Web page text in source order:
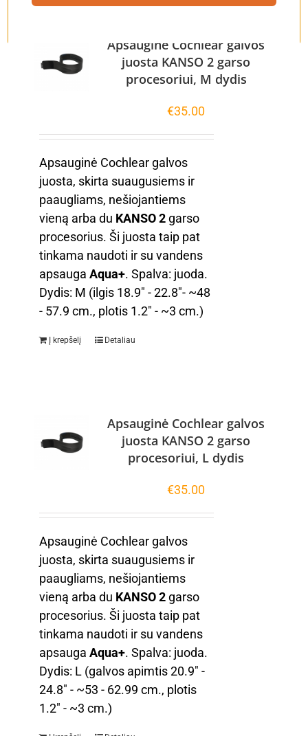
Apsauginė Cochlear galvos
juosta KANSO 2 garso
procesoriui, M dydis
€35.00
Apsauginė Cochlear galvos
juosta, skirta suaugusiems ir
paaugliams, nešiojantiems
vieną arba du KANSO 2garso
procesorius. Ši juosta taip pat
tinkama naudoti ir su vandens
apsauga Aqua+. Spalva: juoda.
Dydis: M (ilgis 18.9" - 22.8"- ~48
- 57.9 cm., plotis 1.2" - ~3 cm.)
Į krepšelį Detaliau
Apsauginė Cochlear galvos
juosta KANSO 2 garso
procesoriui, L dydis
€35.00
Apsauginė Cochlear galvos
juosta, skirta suaugusiems ir
paaugliams, nešiojantiems
vieną arba du KANSO 2garso
procesorius. Ši juosta taip pat
tinkama naudoti ir su vandens
apsauga Aqua+. Spalva: juoda.
Dydis: L (galvos apimtis 20.9" -
24.8" - ~53 - 62.99 cm., plotis
1.2" - ~3 cm.)